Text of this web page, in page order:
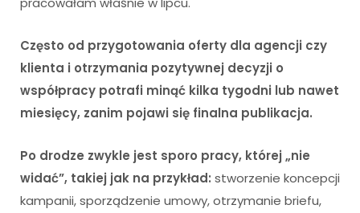
Często od przygotowania oferty dla agencji czy
klienta i otrzymania pozytywnej decyzji o
współpracy potrafi minąć kilka tygodni lub nawet
miesięcy, zanim pojawi się finalna publikacja.
Po drodze zwykle jest sporo pracy, której „nie
widać”, takiej jak na przykład: stworzenie koncepcji
kampanii, sporządzenie umowy, otrzymanie briefu,